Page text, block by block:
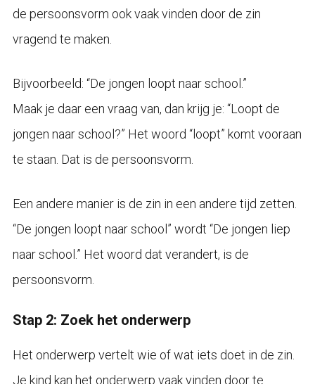
de persoonsvorm ook vaak vinden door de zin
vragend te maken.
Bijvoorbeeld: “De jongen loopt naar school.”
Maak je daar een vraag van, dan krijg je: “Loopt de
jongen naar school?” Het woord “loopt” komt vooraan
te staan. Dat is de persoonsvorm.
Een andere manier is de zin in een andere tijd zetten.
“De jongen loopt naar school” wordt “De jongen liep
naar school.” Het woord dat verandert, is de
persoonsvorm.
Stap 2: Zoek het onderwerp
Het onderwerp vertelt wie of wat iets doet in de zin.
Je kind kan het onderwerp vaak vinden door te